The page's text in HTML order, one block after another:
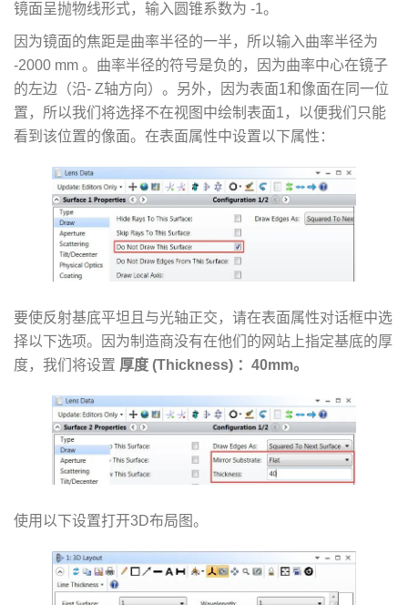
镜面呈抛物线形式，输入圆锥系数为 -1。
因为镜面的焦距是曲率半径的一半，所以输入曲率半径为
-2000 mm 。曲率半径的符号是负的，因为曲率中心在镜子
的左边（沿- Z轴方向）。另外，因为表面1和像面在同一位
置，所以我们将选择不在视图中绘制表面1，以便我们只能
看到该位置的像面。在表面属性中设置以下属性：
要使反射基底平坦且与光轴正交，请在表面属性对话框中选
择以下选项。因为制造商没有在他们的网站上指定基底的厚
度，我们将设置 厚度 (Thickness) ：40mm。
使用以下设置打开3D布局图。